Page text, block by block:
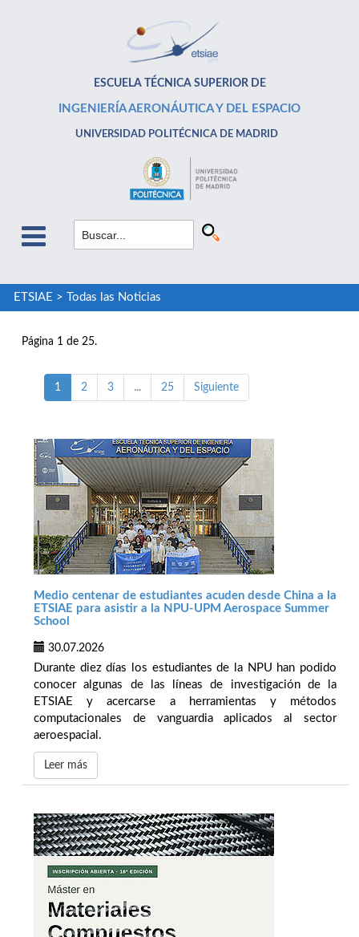
ESCUELA TÉCNICA SUPERIOR DE
INGENIERÍA AERONÁUTICA Y DEL ESPACIO
UNIVERSIDAD POLITÉCNICA DE MADRID
ETSIAE > Todas las Noticias
Página 1 de 25.
1 2 3 ... 25 Siguiente
Medio centenar de estudiantes acuden desde China a la
ETSIAE para asistir a la NPU-UPM Aerospace Summer
School
30.07.2026
Durante diez días los estudiantes de la NPU han podido
conocer algunas de las líneas de investigación de la
ETSIAE y acercarse a herramientas y métodos
computacionales de vanguardia aplicados al sector
aeroespacial.
Leer más